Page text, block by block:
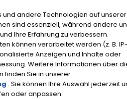
Marque
Ballot
und andere Technologien auf unserer
sind essenziell, während andere
Ihre Erfahrung zu verbessern.
können verarbeitet werden (z. B. IP-
Anzeigen und Inhalte oder
Weitere Informationen über
finden Sie in unserer
. Sie können Ihre Auswahl jederzeit
oder anpassen.